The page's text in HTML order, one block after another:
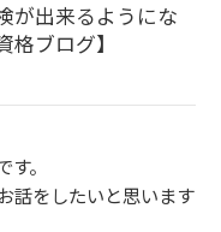
が出来るようにな
ブログ】
。
話をしたいと思います